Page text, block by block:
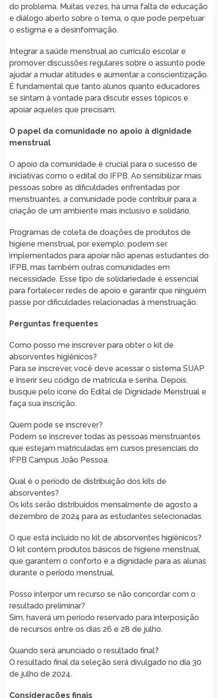
do problema. Muitas vezes, há uma falta de educação
e diálogo aberto sobre o tema, o que pode perpetuar
o estigma e a desinformação.
Integrar a saúde menstrual ao currículo escolar e
promover discussões regulares sobre o assunto pode
ajudar a mudar atitudes e aumentar a conscientização.
É fundamental que tanto alunos quanto educadores
se sintam à vontade para discutir esses tópicos e
apoiar aqueles que precisam.
O papel da comunidade no apoio à dignidade
menstrual
O apoio da comunidade é crucial para o sucesso de
iniciativas como o edital do IFPB. Ao sensibilizar mais
pessoas sobre as dificuldades enfrentadas por
menstruantes, a comunidade pode contribuir para a
criação de um ambiente mais inclusivo e solidário.
Programas de coleta de doações de produtos de
higiene menstrual, por exemplo, podem ser
implementados para apoiar não apenas estudantes do
IFPB, mas também outras comunidades em
necessidade. Esse tipo de solidariedade é essencial
para fortalecer redes de apoio e garantir que ninguém
passe por dificuldades relacionadas à menstruação.
Perguntas frequentes
Como posso me inscrever para obter o kit de
absorventes higiênicos?
Para se inscrever, você deve acessar o sistema SUAP
e inserir seu código de matrícula e senha. Depois,
busque pelo ícone do Edital de Dignidade Menstrual e
faça sua inscrição.
Quem pode se inscrever?
Podem se inscrever todas as pessoas menstruantes
que estejam matriculadas em cursos presenciais do
IFPB Campus João Pessoa.
Qual é o período de distribuição dos kits de
absorventes?
Os kits serão distribuídos mensalmente de agosto a
dezembro de 2024 para as estudantes selecionadas.
O que está incluído no kit de absorventes higiênicos?
O kit contém produtos básicos de higiene menstrual,
que garantem o conforto e a dignidade para as alunas
durante o período menstrual.
Posso interpor um recurso se não concordar com o
resultado preliminar?
Sim, haverá um período reservado para interposição
de recursos entre os dias 26 e 28 de julho.
Quando será anunciado o resultado final?
O resultado final da seleção será divulgado no dia 30
de julho de 2024.
Considerações finais